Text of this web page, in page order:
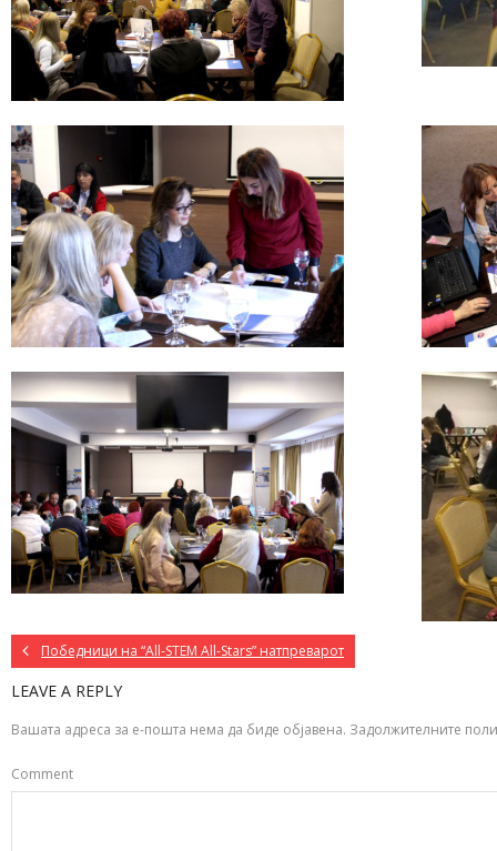
Победници на “All-STEM All-Stars” натпреварот
LEAVE A REPLY
Вашата адреса за е-пошта нема да биде објавена. Задолжителните
Comment